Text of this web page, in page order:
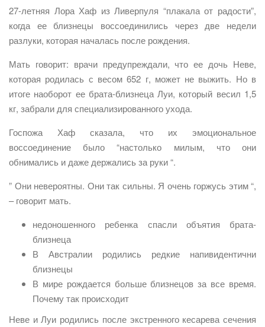
27-летняя Лора Хаф из Ливерпуля “плакала от радости”,
когда ее близнецы воссоединились через две недели
разлуки, которая началась после рождения.
Мать говорит: врачи предупреждали, что ее дочь Неве,
которая родилась с весом 652 г, может не выжить. Но в
итоге наоборот ее брата-близнеца Луи, который весил 1,5
кг, забрали для специализированного ухода.
Госпожа Хаф сказала, что их эмоциональное
воссоединение было “настолько милым, что они
обнимались и даже держались за руки “.
” Они невероятны. Они так сильны. Я очень горжусь этим “,
– говорит мать.
недоношенного ребенка спасли объятия брата-
близнеца
В Австралии родились редкие напивидентични
близнецы
В мире рождается больше близнецов за все время.
Почему так происходит
Неве и Луи родились после экстренного кесарева сечения